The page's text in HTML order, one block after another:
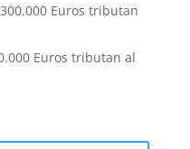
Euros tributan
Euros tributan al